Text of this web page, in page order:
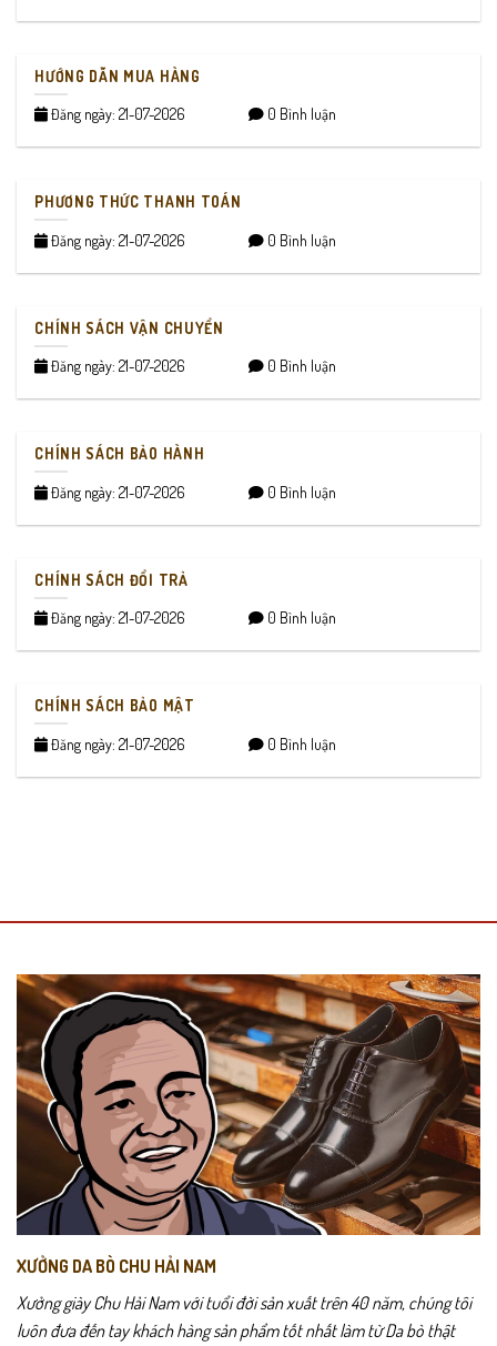
HƯỚNG DẪN MUA HÀNG
Đăng ngày: 21-07-2026 0 Bình luận
PHƯƠNG THỨC THANH TOÁN
Đăng ngày: 21-07-2026 0 Bình luận
CHÍNH SÁCH VẬN CHUYỂN
Đăng ngày: 21-07-2026 0 Bình luận
CHÍNH SÁCH BẢO HÀNH
Đăng ngày: 21-07-2026 0 Bình luận
CHÍNH SÁCH ĐỔI TRẢ
Đăng ngày: 21-07-2026 0 Bình luận
CHÍNH SÁCH BẢO MẬT
Đăng ngày: 21-07-2026 0 Bình luận
XƯỞNG DA BÒ CHU HẢI NAM
Xưởng giày Chu Hải Nam với tuổi đời sản xuất trên 40 năm, chúng tôi
luôn đưa đến tay khách hàng sản phẩm tốt nhất làm từ Da bò thật